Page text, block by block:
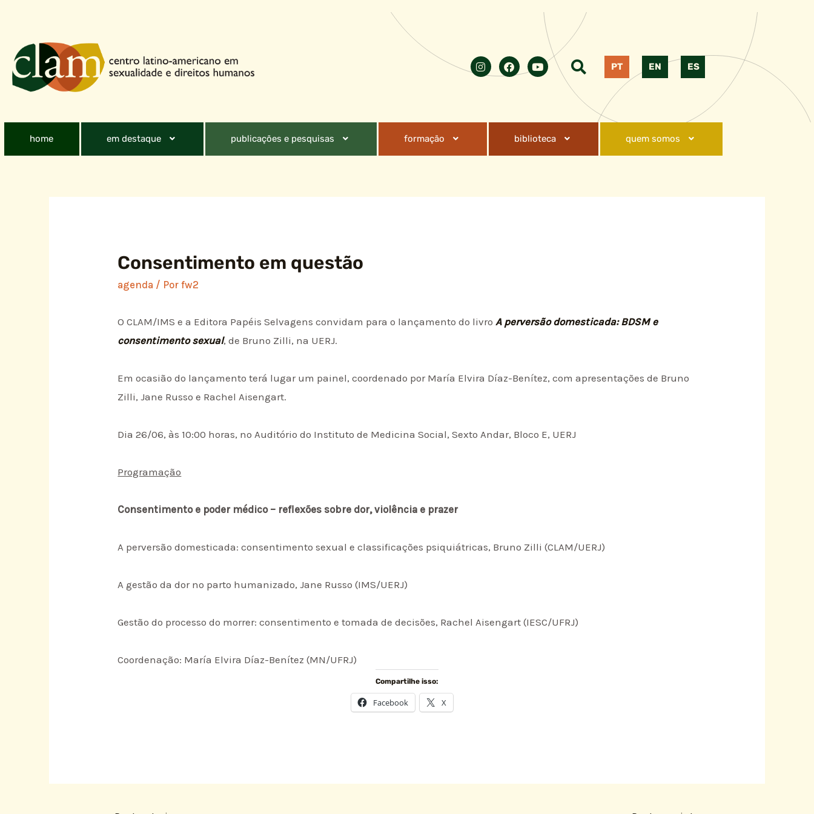
PT EN ES
home em destaque publicações e pesquisas formação biblioteca quem somos
Consentimento em questão
agenda / Porfw2
O CLAM/IMS e a Editora Papéis Selvagens convidam para o lançamento do livro A perversão domesticada: BDSM e
consentimento sexual, de Bruno Zilli, na UERJ.
Em ocasião do lançamento terá lugar um painel, coordenado por María Elvira Díaz-Benítez, com apresentações de Bruno
Zilli, Jane Russo e Rachel Aisengart.
Dia 26/06, às 10:00 horas, no Auditório do Instituto de Medicina Social, Sexto Andar, Bloco E, UERJ
Programação
Consentimento e poder médico – reflexões sobre dor, violência e prazer
A perversão domesticada: consentimento sexual e classificações psiquiátricas, Bruno Zilli (CLAM/UERJ)
A gestão da dor no parto humanizado, Jane Russo (IMS/UERJ)
Gestão do processo do morrer: consentimento e tomada de decisões, Rachel Aisengart (IESC/UFRJ)
Coordenação: María Elvira Díaz-Benítez (MN/UFRJ)
Compartilhe isso:
Facebook X